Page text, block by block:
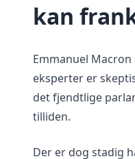
kan
Emmanuel
eksperter er
det fjendtlige
tilliden.
Der er dog stadig